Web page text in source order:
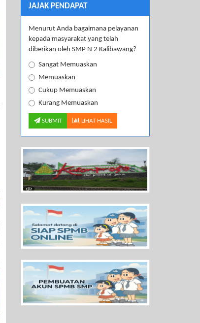
JAJAK PENDAPAT
Menurut Anda bagaimana pelayanan
kepada masyarakat yang telah
diberikan oleh SMP N 2 Kalibawang?
Sangat Memuaskan
Memuaskan
Cukup Memuaskan
Kurang Memuaskan
SUBMIT LIHAT HASIL